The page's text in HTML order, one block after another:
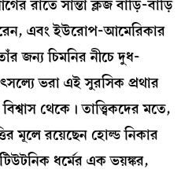
রাতে সান্তা ক্লজ বাড়ি-বাড়ি
এবং ইউরোপ-আমেরিকার
জন্য চিমনির নীচে দুধ-
ভরা এই সুরসিক প্রথার
থেকে। তাত্ত্বিকদের মতে,
মূলে রয়েছেন হোল্ড নিকার
ধর্মের এক ভয়ঙ্কর,